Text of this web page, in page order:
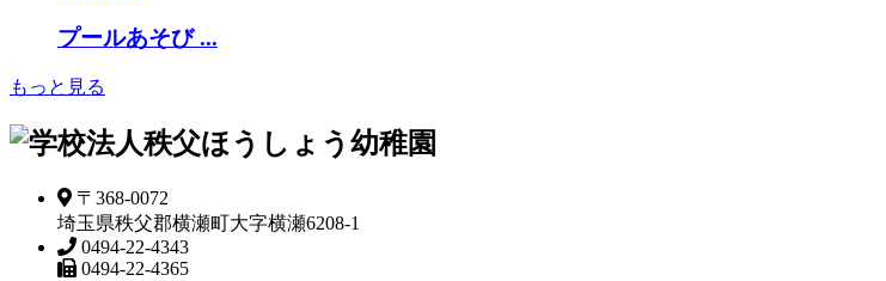
プールあそび ...
もっと見る
〒368-0072
埼玉県秩父郡横瀬町大字横瀬6208-1
0494-22-4343
0494-22-4365